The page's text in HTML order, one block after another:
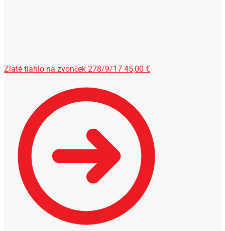
Zlaté tiahlo na zvonček 278/9/17 45,00 €